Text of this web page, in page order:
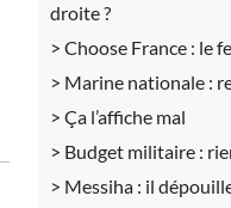
droite ?
Choose France : le
Marine nationale :
Ça l’affiche mal
Budget militaire :
Messiha : il